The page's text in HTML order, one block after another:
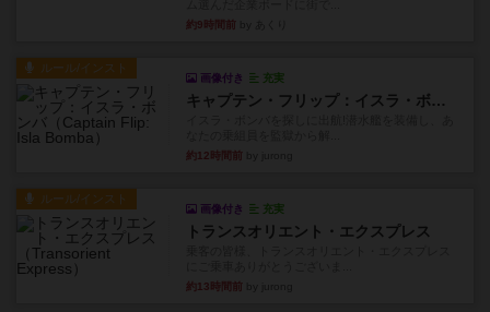
約9時間前
ルール/インスト
画像付き 充実
キャプテン・フリップ：イスラ・ボンバ
約12時間前
ルール/インスト
画像付き 充実
トランスオリエント・エクスプレス
約13時間前